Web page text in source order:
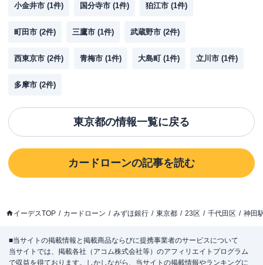
小金井市 (1件) 国分寺市 (1件) 狛江市 (1件)
町田市 (2件) 三鷹市 (1件) 武蔵野市 (2件)
西東京市 (2件) 青梅市 (1件) 大島町 (1件) 立川市 (1件)
多摩市 (2件)
東京都の情報一覧に戻る
カードローンの記事を読む
イーデスTOP カードローン みずほ銀行 東京都 23区 千代田区 神田
■当サイトの掲載情報と掲載商品ならびに提携事業者のサービスについて
当サイトでは、掲載各社（アコム株式会社等）のアフィリエイトプログラム
で収益を得ております。しかしながら、当サイトの掲載情報やランキングに